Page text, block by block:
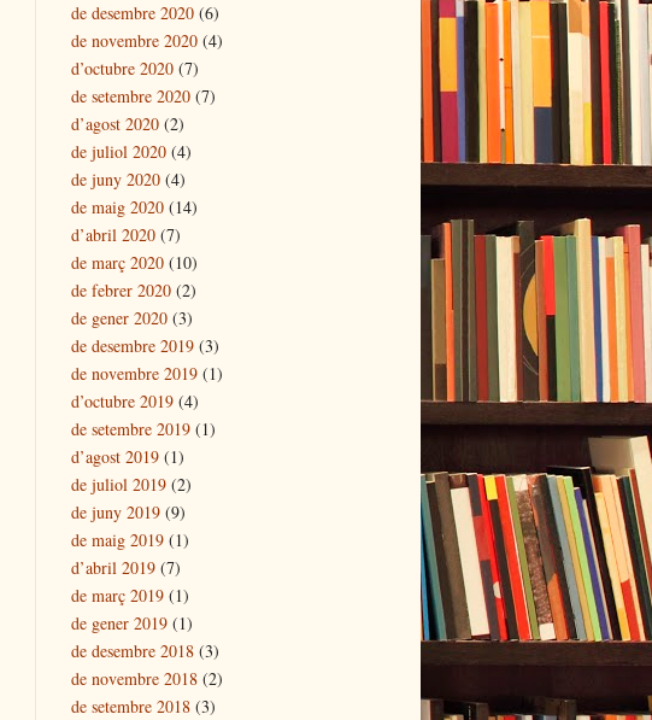
de desembre 2020 (6)
de novembre 2020 (4)
d’octubre 2020 (7)
de setembre 2020 (7)
d’agost 2020 (2)
de juliol 2020 (4)
de juny 2020 (4)
de maig 2020 (14)
d’abril 2020 (7)
de març 2020 (10)
de febrer 2020 (2)
de gener 2020 (3)
de desembre 2019 (3)
de novembre 2019 (1)
d’octubre 2019 (4)
de setembre 2019 (1)
d’agost 2019 (1)
de juliol 2019 (2)
de juny 2019 (9)
de maig 2019 (1)
d’abril 2019 (7)
de març 2019 (1)
de gener 2019 (1)
de desembre 2018 (3)
de novembre 2018 (2)
de setembre 2018 (3)